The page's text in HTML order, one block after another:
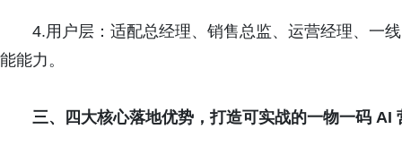
4.用户层：适配总经理、销售总监、运营经理、一
能能力。
三、 四大核心落地优势 ，打造可实战的一物一码 AI